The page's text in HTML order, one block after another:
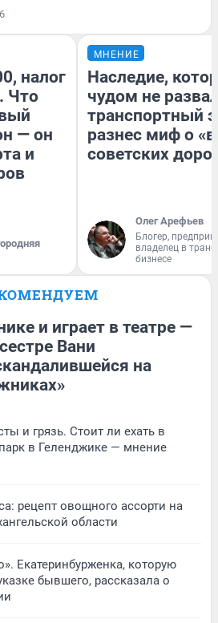
6
налог
Что
— он
и
МНЕНИЕ
Наследие,
чудом не
транспортный
разнес миф о
советских
Олег Арефьев
Блогер,
владелец в
бизнесе
и играет в театре —
Вани
на
и грязь. Стоит ли ехать в
в Геленджике — мнение
рецепт овощного ассорти на
области
Екатеринбурженка, которую
бывшего, рассказала о